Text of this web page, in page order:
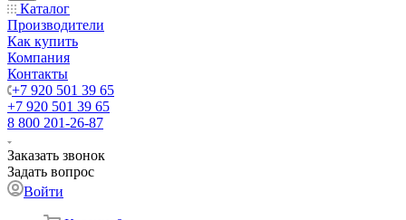
Каталог
Производители
Как купить
Компания
Контакты
+7 920 501 39 65
+7 920 501 39 65
8 800 201-26-87
Заказать звонок
Задать вопрос
Войти